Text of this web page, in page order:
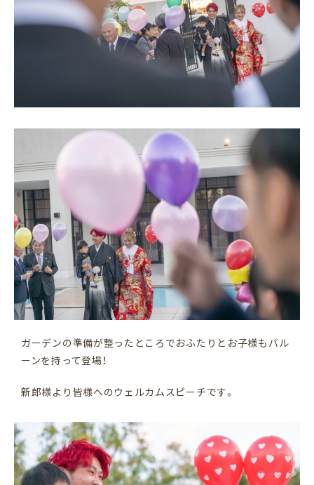
ガーデンの準備が整ったところでおふたりとお子様もバル
ーンを持って登場！
新郎様より皆様へのウェルカムスピーチです。